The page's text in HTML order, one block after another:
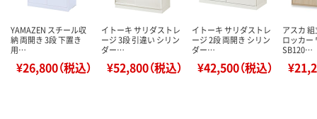
YAMAZEN スチール収
納 両開き 3段 下置き
用…
¥26,800（税込）
イトーキ サリダストレ
ージ 3段 引違い シリン
ダー…
¥52,800（税込）
イトーキ サリダストレ
ージ 2段 両開き シリン
ダー…
¥42,500（税込）
アスカ
ロッカー
SB120…